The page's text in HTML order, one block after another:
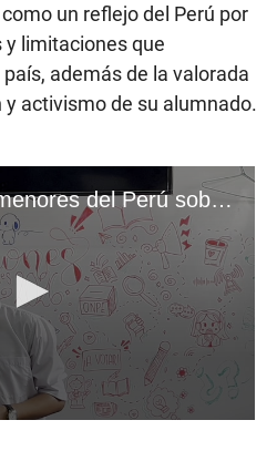
un reflejo del Perú por
limitaciones que
además de la valorada
activismo de su alumnado.
¿Qué opinan los menores del Perú sobre las elecciones del 2026?